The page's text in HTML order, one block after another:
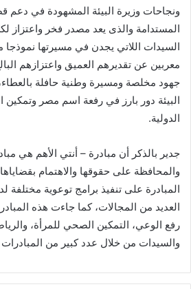
ونجاحات وزيرة البيئة المشهودة في دعم
المستدامة والذى يعد مصدر فخر واعتزاز
السيدات اللاتي يجدن في مسيرتها نموذجا
معربين عن تقديرهم العميق واعتزازهم
جهود مخلصة ومسيرة وطنية حافلة
البيئة دور بارز في رفعة اسم مصر وتمكين
الدولية.
جدير بالذكر أن مبادرة – أنتي الأهم هي
والمحافظة على حقوقها والاهتمام
المبادرة على تنفيذ برامج توعوية
العديد من المجالات، كما جاءت هذه
رفع الوعي، التمكين الصحي للمرأة،
والسيدات من خلال عدد كبير من المبادرات